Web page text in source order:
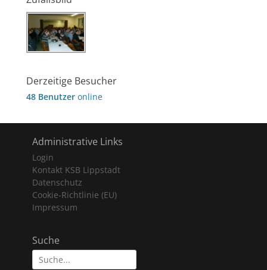
Derzeitige Besucher
48 Benutzer online
Administrative Links
Login
Kontakt KSB Lippstadt
Datenschutz
Cookie-Richtlinie (EU)
Impressum
Suche
Suche
nach: